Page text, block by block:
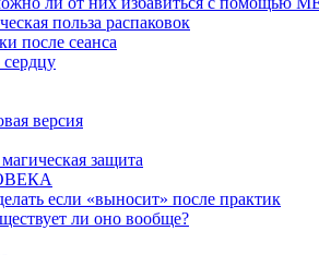
польза распаковок
после сеанса
версия
защита
если «выносит» после практик
ли оно вообще?